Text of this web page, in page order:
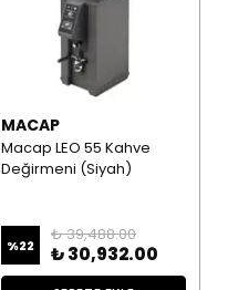
MACAP
Macap LEO 55 Kahve
Değirmeni (Siyah)
%22
₺ 39,488.00
₺ 30,932.00